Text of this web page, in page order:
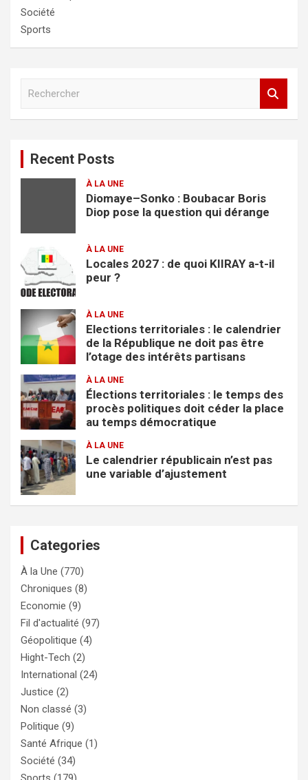
Société
Sports
c
Recent Posts
À LA UNE
Diomaye–Sonko : Boubacar Boris
Diop pose la question qui dérange
À LA UNE
Locales 2027 : de quoi KIIRAY a-t-il
peur ?
À LA UNE
Elections territoriales : le calendrier
de la République ne doit pas être
l’otage des intérêts partisans
À LA UNE
Élections territoriales : le temps des
procès politiques doit céder la place
au temps démocratique
À LA UNE
Le calendrier républicain n’est pas
une variable d’ajustement
Categories
À la Une (770)
Chroniques (8)
Economie (9)
Fil d'actualité (97)
Géopolitique (4)
Hight-Tech (2)
International (24)
Justice (2)
Non classé (3)
Politique (9)
Santé Afrique (1)
Société (34)